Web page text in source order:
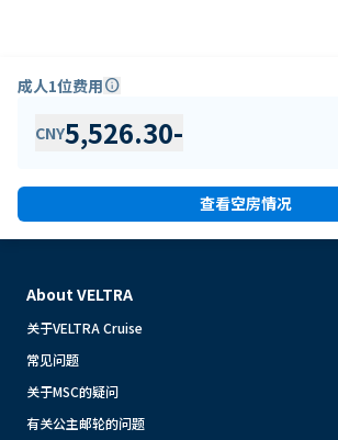
成人1位费用info
CNY5,526.30-
查看空房情况
About VELTRA
关于VELTRA Cruise
常见问题
关于MSC的疑问
有关公主邮轮的问题